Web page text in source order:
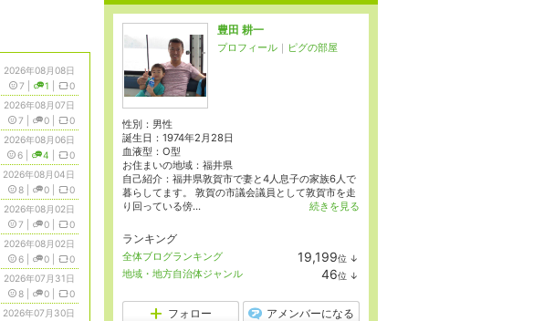
2026年08月08日
7
1 0
2026年08月07日
7
0 0
2026年08月06日
6
4 0
2026年08月04日
8
0 0
2026年08月02日
7
0 0
2026年08月02日
6
0 0
2026年07月31日
8
0 0
2026年07月30日
豊田 耕一
プロフィール ｜ ピグの部屋
性別： 男性
誕生日： 1974年2月28日
血液型： O型
お住まいの地域： 福井県
自己紹介：福井県敦賀市で妻と4人息子の家族6人で
暮らしてます。 敦賀の市議会議員として敦賀市を走
り回っている傍...
続きを見る
ランキング
全体ブログランキング 19,199位 ↓
ン
地域・地方自治体ジャンル 46位 ↓
フォロー アメンバーになる